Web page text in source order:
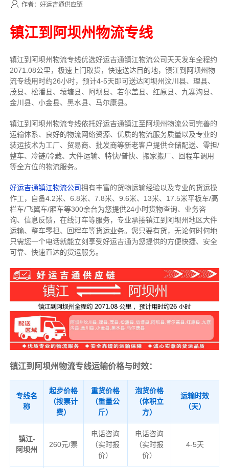
作者：好运吉通供应链
镇江到阿坝州物流专线
镇江到阿坝州物流专线优选好运吉通镇江物流公司天天发车全程约
2071.08公里， 极速上门取货，快速送达目的地，镇江到阿坝州物
流专线用时约26小时，预计4-5天即可送达阿坝州汶川县、理县、
茂县、松潘县、壤塘县、阿坝县、若尔盖县、红原县、九寨沟县、
金川县、小金县、黑水县、马尔康县。
镇江到阿坝州物流专线依托好运吉通镇江至阿坝州物流公司完善的
运输体系、良好的物流网络资源、优质的物流服务质量以及专业的
装运技术为工厂、贸易商、批发商等新老客户提供仓储配送、零担/
整车、冷链/冷藏、大件运输、特快/普快、搬家搬厂、回程车调用
等全方位的物流服务。
好运吉通镇江物流公司拥有丰富的货物运输经验以及专业的货运操
作工，自备4.2米、6.8米、7.8米、9.6米、13米、17.5米平板车/高
栏车/飞翼车/厢车等300余台为您提供24小时货物查询、业务咨
询、信息反馈，在线订车等服务， 专业承接镇江到阿坝州地区大件
运输、整车零担、回程车等货运业务。 您只要有货，无论何时何地
只需您一个电话就能立刻享受好运吉通为您提供的方便快捷、安全
可靠、快速直达的货运服务。
镇江到阿坝州物流专线运输价格与时效：
专线名
称
起步价格
（按票计
费）
重货价格
（重量公
斤）
泡货价格
（体积立
方）
运输时效
（天）
镇江-
阿坝州
260元/票
电话咨询
（实时报
价）
电话咨询
（实时报
价）
4-5天